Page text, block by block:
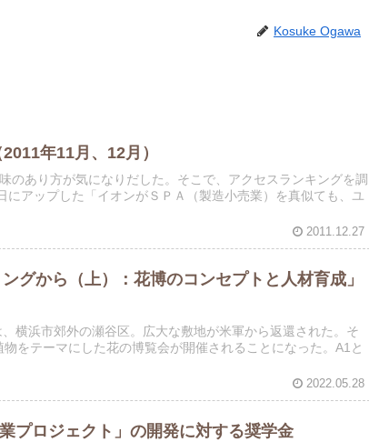
Kosuke Ogawa
年11月、12月）
のあり方が気になりだした。そこで、アクセスランキングを調
アップした「イオンがＳＰＡ（製造小売業）を真似ても、ユ
2011.12.27
グから（上）：花博のコンセプトと人材育成」
横浜市郊外の瀬谷区。広大な敷地が米軍から返還された。そ
をテーマにした花の博覧会が開催されることになった。A1と
2022.05.28
プロジェクト」の開発に対する奨学金